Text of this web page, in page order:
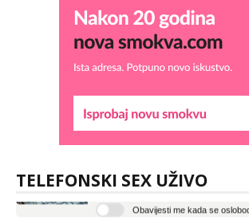
TELEFONSKI SEX UŽIVO
Lucija
Razgovaram :)
- Kod: #136
tel:0,93€ - mob:1,12€ min